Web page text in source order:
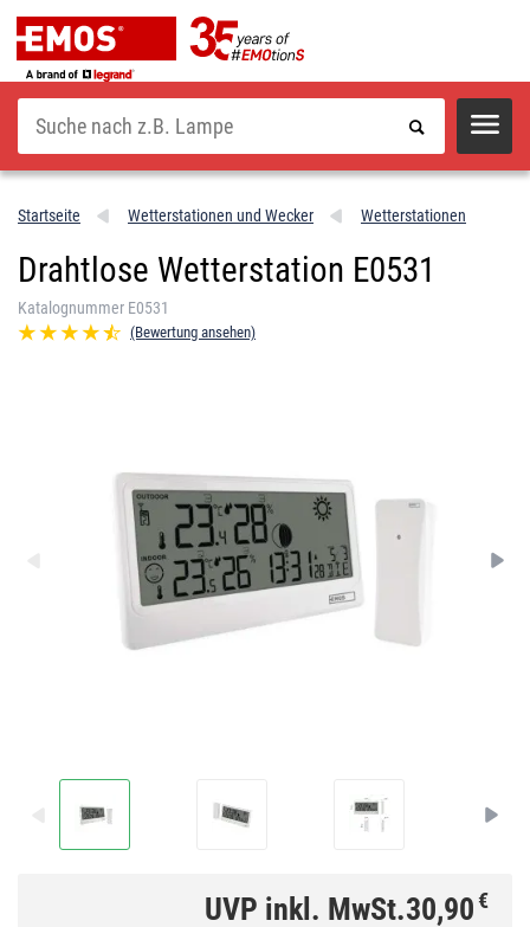
Suche
Startseite Wetterstationen und Wecker Wetterstationen
Drahtlose Wetterstation E0531
Katalognummer E0531
(Bewertung ansehen)
UVP inkl. MwSt.30,90€